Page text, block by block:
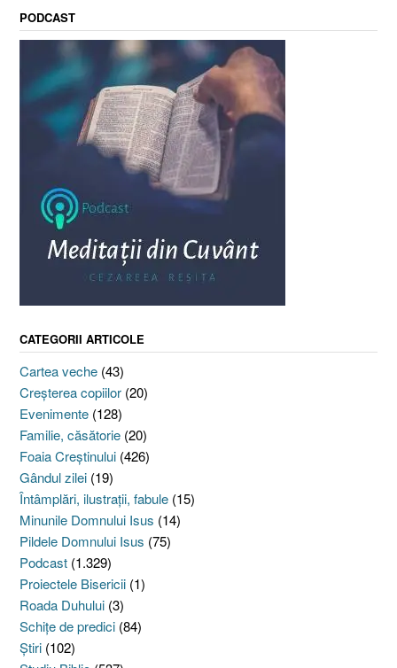
PODCAST
CATEGORII ARTICOLE
Cartea veche (43)
Creşterea copiilor (20)
Evenimente (128)
Familie, căsătorie (20)
Foaia Creştinului (426)
Gândul zilei (19)
Întâmplări, ilustraţii, fabule (15)
Minunile Domnului Isus (14)
Pildele Domnului Isus (75)
Podcast (1.329)
Proiectele Bisericii (1)
Roada Duhului (3)
Schiţe de predici (84)
Ştiri (102)